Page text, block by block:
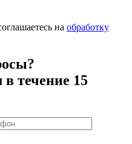
на обработку
течение 15